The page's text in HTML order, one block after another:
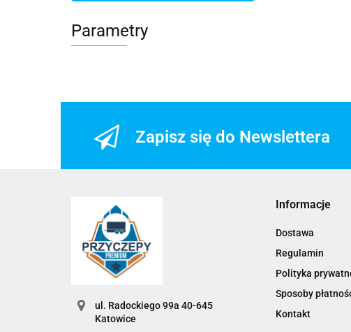
Parametry
Zapisz się do Newslettera
ul. Radockiego 99a 40-645
Katowice
Informacje
Dostawa
Regulamin
Polityka
Sposoby
Kontakt